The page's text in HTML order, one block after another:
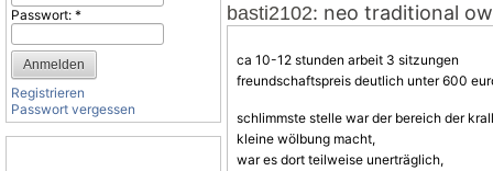
Passwort: *
Registrieren
Passwort vergessen
basti2102: neo traditional
ca 10-12 stunden arbeit 3 sitzungen
freundschaftspreis deutlich unter 600
schlimmste stelle war der bereich der
kleine wölbung macht,
war es dort teilweise unerträglich,